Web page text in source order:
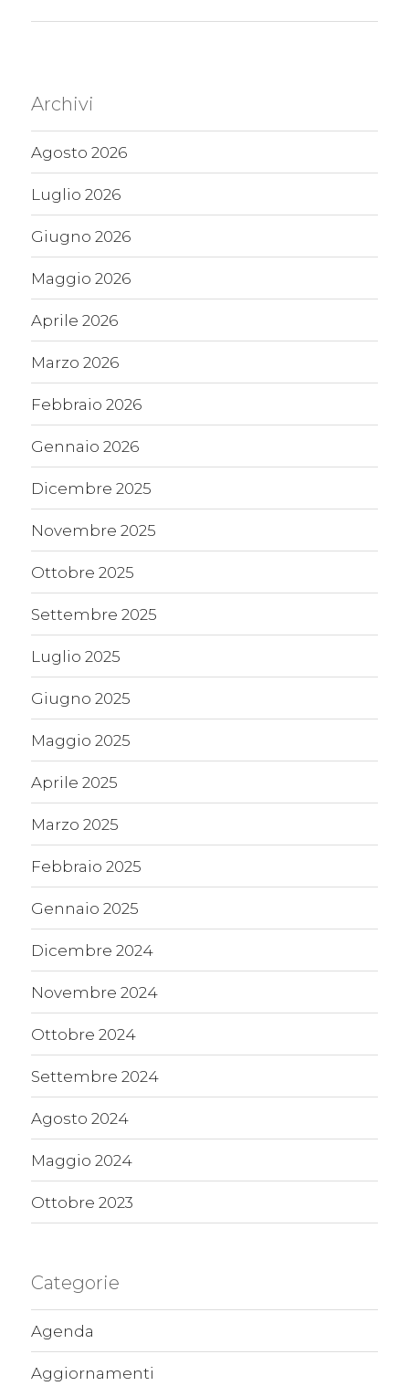
Archivi
Agosto 2026
Luglio 2026
Giugno 2026
Maggio 2026
Aprile 2026
Marzo 2026
Febbraio 2026
Gennaio 2026
Dicembre 2025
Novembre 2025
Ottobre 2025
Settembre 2025
Luglio 2025
Giugno 2025
Maggio 2025
Aprile 2025
Marzo 2025
Febbraio 2025
Gennaio 2025
Dicembre 2024
Novembre 2024
Ottobre 2024
Settembre 2024
Agosto 2024
Maggio 2024
Ottobre 2023
Categorie
Agenda
Aggiornamenti